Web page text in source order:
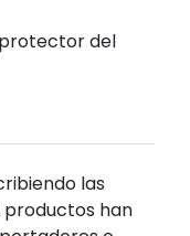
del
las
han